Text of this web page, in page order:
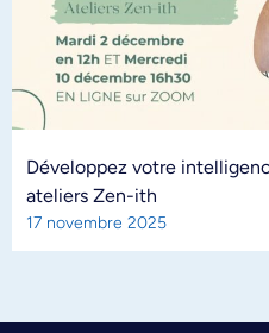
Développez votre
ateliers Zen-ith
17 novembre 2025